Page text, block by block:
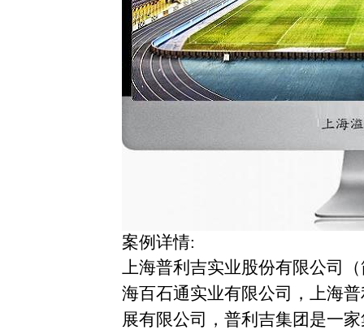
案例详情:
上海普利吉实业股份有限公司
海百石通实业有限公司，上海
展有限公司，普利吉集团是一